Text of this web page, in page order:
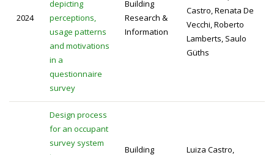
2024
depicting
perceptions,
usage patterns
and motivations
in a
questionnaire
survey
Building
Research &
Information
Castro, Renata De
Vecchi, Roberto
Lamberts, Saulo
Güths
Design process
for an occupant
survey system
Building Luiza Castro,